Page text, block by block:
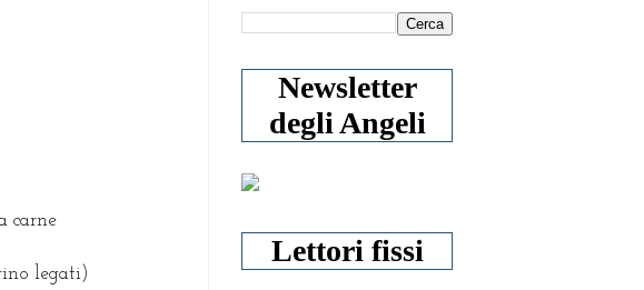
carne
legati)
Newsletter
degli Angeli
Lettori fissi